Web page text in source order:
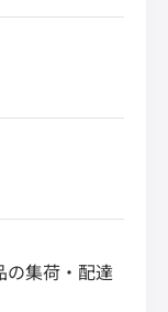
の集荷・配達